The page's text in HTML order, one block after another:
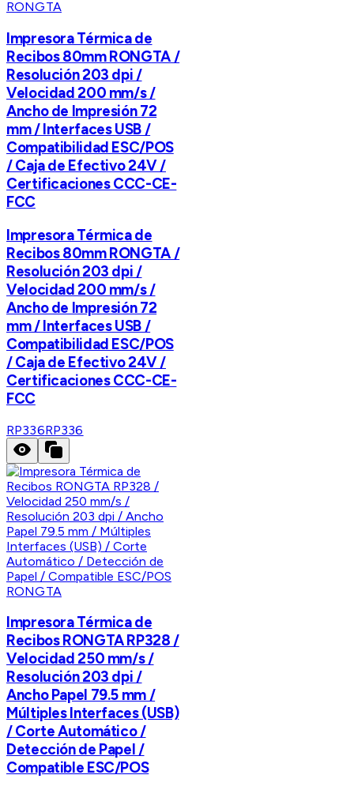
RONGTA
Impresora Térmica de
Recibos 80mm RONGTA /
Resolución 203 dpi /
Velocidad 200 mm/s /
Ancho de Impresión 72
mm / Interfaces USB /
Compatibilidad ESC/POS
/ Caja de Efectivo 24V /
Certificaciones CCC-CE-
FCC
Impresora Térmica de
Recibos 80mm RONGTA /
Resolución 203 dpi /
Velocidad 200 mm/s /
Ancho de Impresión 72
mm / Interfaces USB /
Compatibilidad ESC/POS
/ Caja de Efectivo 24V /
Certificaciones CCC-CE-
FCC
RP336RP336
RONGTA
Impresora Térmica de
Recibos RONGTA RP328 /
Velocidad 250 mm/s /
Resolución 203 dpi /
Ancho Papel 79.5 mm /
Múltiples Interfaces (USB)
/ Corte Automático /
Detección de Papel /
Compatible ESC/POS